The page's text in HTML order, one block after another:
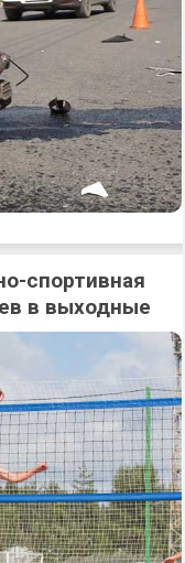
спортивная
в выходные